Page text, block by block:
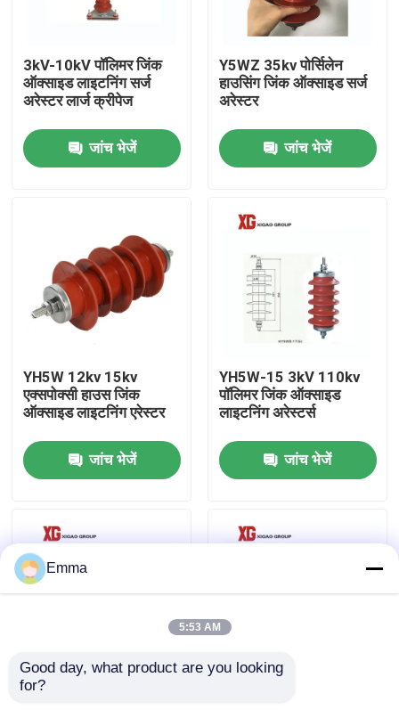
उत्पादों
हमारे बारे में
कारखाना भ्रमण
गुणवत्ता नियंत्रण
संपर्क करें
एक उद्धरण की विनती करे
एयर लोड ब्रेक स्विच
3kV-10kV पॉलिमर जिंक
ऑक्साइड लाइटनिंग सर्ज
अरेस्टर लार्ज क्रीपेज
जांच भेजें
Y5WZ 35kv पोर्सिलेन
हाउसिंग जिंक ऑक्साइड सर्ज
अरेस्टर
जांच भेजें
YH5W 12kv 15kv
एक्सपोक्सी हाउस जिंक
ऑक्साइड लाइटनिंग एरेस्टर
जांच भेजें
YH5W-15 3kV 110kv
पॉलिमर जिंक ऑक्साइड
लाइटनिंग अरेस्टर्स
जांच भेजें
YH5W 10KV 15KV
Emma
5:53 AM
Good day, what product are you looking
for?